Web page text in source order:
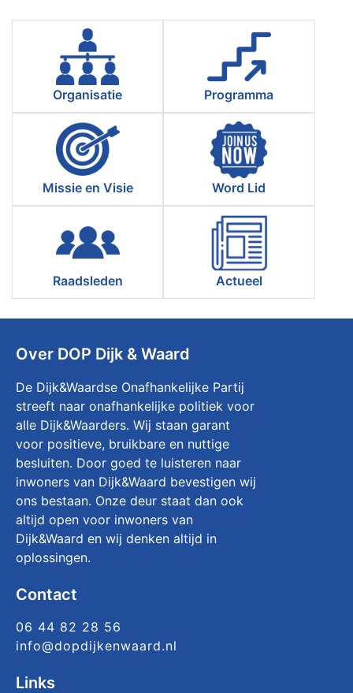
Organisatie Programma
Missie en Visie Word Lid
Raadsleden Actueel
Over DOP Dijk & Waard
De Dijk&Waardse Onafhankelijke Partij
streeft naar onafhankelijke politiek voor
alle Dijk&Waarders. Wij staan garant
voor positieve, bruikbare en nuttige
besluiten. Door goed te luisteren naar
inwoners van Dijk&Waard bevestigen wij
ons bestaan. Onze deur staat dan ook
altijd open voor inwoners van
Dijk&Waard en wij denken altijd in
oplossingen.
Contact
06 44 82 28 56
info@dopdijkenwaard.nl
Links